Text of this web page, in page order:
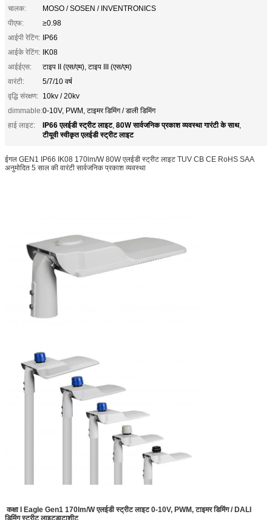
चालक:
MOSO / SOSEN / INVENTRONICS
पीएफ:
≥0.98
आईपी रेटिंग: IP66
आईके रेटिंग: IK08
आईईएस:
टाइप II (एस/एम), टाइप III (एस/एम)
वारंटी:
5/7/10 वर्ष
वृद्धि संरक्षण: 10kv / 20kv
dimmable:0-10V, PWM, टाइमर डिमिंग / डाली डिमिंग
हाई लाइट:
IP66 एलईडी स्ट्रीट लाइट, 80W सार्वजनिक प्रकाश व्यवस्था गारंटी के साथ,
टीयूवी स्वीकृत एलईडी स्ट्रीट लाइट
ईगल GEN1 IP66 IK08 170lm/W 80W एलईडी स्ट्रीट लाइट TUV CB CE RoHS SAA
अनुमोदित 5 साल की वारंटी सार्वजनिक प्रकाश व्यवस्था
कक्षा I Eagle Gen1 170lm/W एलईडी स्ट्रीट लाइट 0-10V, PWM, टाइमर डिमिंग / DALI